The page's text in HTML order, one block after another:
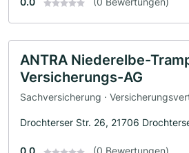
ANTRA Niederelbe-
Versicherungs-AG
Sachversicherung ·
Drochterser Str. 26, 21706